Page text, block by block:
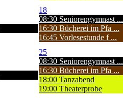
18
08:30 Seniorengymnast ...
16:30 Bücherei im Pfa ...
16:45 Vorlesestunde f ...
25
08:30 Seniorengymnast ...
16:30 Bücherei im Pfa ...
18:00 Tanzabend
19:00 Theaterprobe